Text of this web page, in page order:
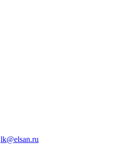
lk@elsan.ru